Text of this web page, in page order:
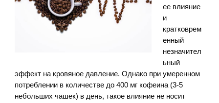
ее влияние
и
кратковрем
енный
незначител
ьный
эффект на кровяное давление. Однако при умеренном
потреблении в количестве до 400 мг кофеина (3-5
небольших чашек) в день, такое влияние не носит